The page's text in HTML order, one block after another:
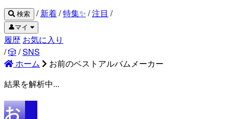
検索 / 新着/特集✨ /注目 /
👤マイ
履歴 お気に入り
/🎲 /SNS
ホーム
お前のベストアルバムメーカー
結果を解析中...
お